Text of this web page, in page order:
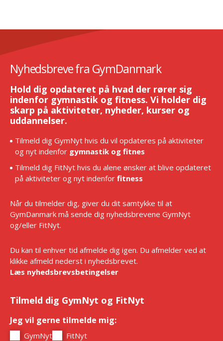
Nyhedsbreve fra GymDanmark
Hold dig opdateret på hvad der rører sig
indenfor gymnastik og fitness. Vi holder dig
skarp på aktiviteter, nyheder, kurser og
uddannelser.
Tilmeld dig GymNyt hvis du vil opdateres på aktiviteter
og nyt indenfor gymnastik og fitnes
Tilmeld dig FitNyt hvis du alene ønsker at blive opdateret
på aktiviteter og nyt indenfor fitness
Når du tilmelder dig, giver du dit samtykke til at
GymDanmark må sende dig nyhedsbrevene GymNyt
og/eller FitNyt.
Du kan til enhver tid afmelde dig igen. Du afmelder ved at
klikke afmeld nederst i nyhedsbrevet.
Læs nyhedsbrevsbetingelser
Tilmeld dig GymNyt og FitNyt
Jeg vil gerne tilmelde mig:
GymNyt FitNyt